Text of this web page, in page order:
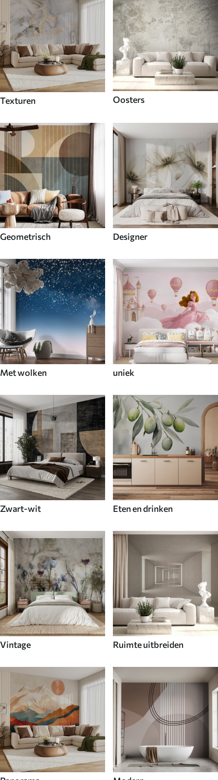
Texturen Oosters
Geometrisch Designer
Met wolken uniek
Zwart-wit Eten en drinken
Vintage Ruimte uitbreiden